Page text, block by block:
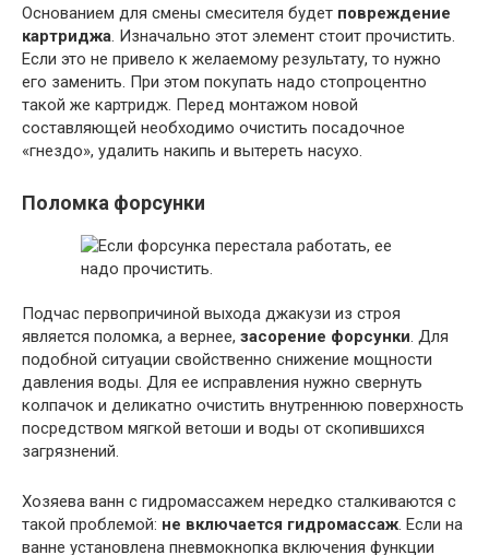
Основанием для смены смесителя будет повреждение
картриджа. Изначально этот элемент стоит прочистить.
Если это не привело к желаемому результату, то нужно
его заменить. При этом покупать надо стопроцентно
такой же картридж. Перед монтажом новой
составляющей необходимо очистить посадочное
«гнездо», удалить накипь и вытереть насухо.
Поломка форсунки
Подчас первопричиной выхода джакузи из строя
является поломка, а вернее, засорение форсунки. Для
подобной ситуации свойственно снижение мощности
давления воды. Для ее исправления нужно свернуть
колпачок и деликатно очистить внутреннюю поверхность
посредством мягкой ветоши и воды от скопившихся
загрязнений.
Хозяева ванн с гидромассажем нередко сталкиваются с
такой проблемой: не включается гидромассаж. Если на
ванне установлена пневмокнопка включения функции